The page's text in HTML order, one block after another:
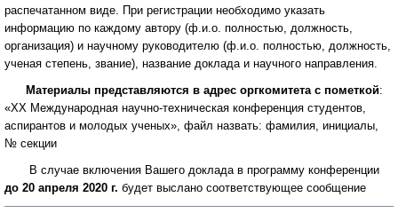
распечатанном виде. При регистрации необходимо указать
информацию по каждому автору (ф.и.о. полностью, должность,
организация) и научному руководителю (ф.и.о. полностью, должность,
ученая степень, звание), название доклада и научного направления.
Материалы представляются в адрес оргкомитета с пометкой:
«XХ Международная научно-техническая конференция студентов,
аспирантов и молодых ученых», файл назвать: фамилия, инициалы,
№ секции
В случае включения Вашего доклада в программу конференции
до 20 апреля 2020 г. будет выслано соответствующее сообщение